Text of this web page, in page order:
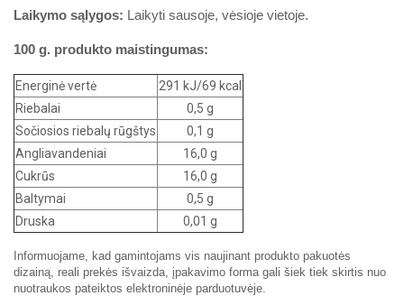
Laikymo sąlygos: Laikyti sausoje, vėsioje vietoje.
100 g. produkto maistingumas:
Energinė vertė
291 kJ/69 kcal
Riebalai
0,5 g
Sočiosios riebalų rūgštys
0,1 g
Angliavandeniai
16,0 g
Cukrūs
16,0 g
Baltymai
0,5 g
Druska
0,01 g
Informuojame, kad gamintojams vis naujinant produkto pakuotės
dizainą, reali prekės išvaizda, įpakavimo forma gali šiek tiek skirtis nuo
nuotraukos pateiktos elektroninėje parduotuvėje.